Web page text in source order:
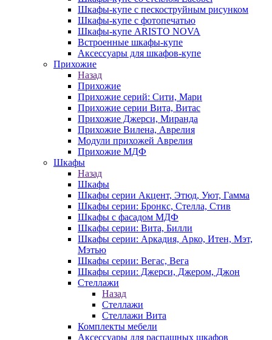
Шкафы-купе с пескоструйным рисунком
Шкафы-купе с фотопечатью
Шкафы-купе ARISTO NOVA
Встроенные шкафы-купе
Аксессуары для шкафов-купе
Прихожие
Назад
Прихожие
Прихожие серий: Сити, Мари
Прихожие серии Вита, Витас
Прихожие Джерси, Миранда
Прихожие Вилена, Аврелия
Модули прихожей Аврелия
Прихожие МДФ
Шкафы
Назад
Шкафы
Шкафы серии Акцент, Этюд, Уют, Гамма
Шкафы серии: Бронкс, Стелла, Стив
Шкафы с фасадом МДФ
Шкафы серии: Вита, Билли
Шкафы серии: Аркадия, Арко, Итен, Мэт,
Мэтью
Шкафы серии: Вегас, Вега
Шкафы серии: Джерси, Джером, Джон
Стеллажи
Назад
Стеллажи
Стеллажи Вита
Комплекты мебели
Аксессуары для распашных шкафов